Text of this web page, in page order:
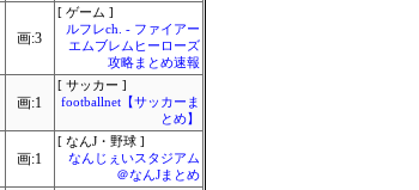
画:3
[ ゲーム ]
ルフレch. - ファイアー
エムブレムヒーローズ
攻略まとめ速報
画:1
[ サッカー ]
footballnet【サッカーま
とめ】
画:1
[ なんJ・野球 ]
なんじぇいスタジアム
＠なんJまとめ